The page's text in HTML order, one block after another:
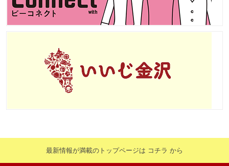
最新情報が満載のトップページは コチラ から